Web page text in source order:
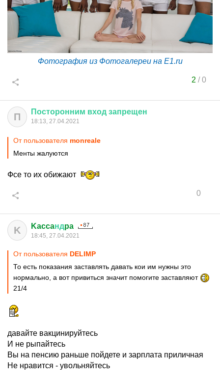
Фотография из Фотогалереи на E1.ru
2 /0
П Посторонним вход запрещен
18:13, 27.04.2021
От пользователя monreale
Менты жалуются
Фсе то их обижают
0
K Kaccaндpa
18:45, 27.04.2021
От пользователя DELIMP
То есть показания заставлять давать кои им нужны это
нормально, а вот привиться значит помогите заставляют
21/4
давайте вакцинируйтесь
И не рыпайтесь
Вы на пенсию раньше пойдете и зарплата приличная
Не нравится - увольняйтесь